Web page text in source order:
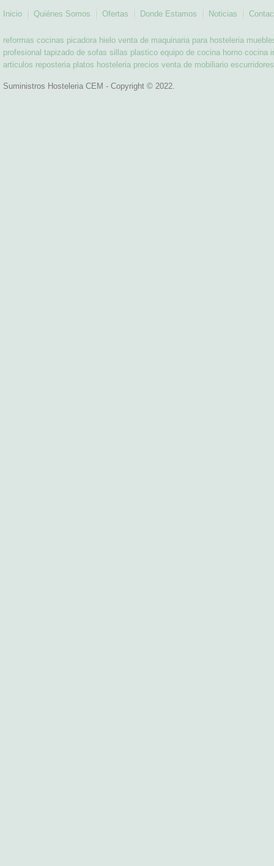
Inicio Quiénes Somos Ofertas Donde Estamos Noticias
reformas cocinas picadora hielo venta de maquinaria para hosteleria
profesional tapizado de sofas sillas plastico equipo de cocina horno cocina
articulos reposteria platos hosteleria precios venta de mobiliario
Suministros Hosteleria CEM - Copyright © 2022.